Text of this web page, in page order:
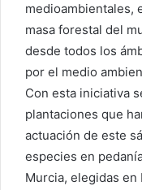
medioambientales,
masa forestal del
desde todos los
por el medio
Con esta iniciativa
plantaciones que
actuación de este
especies en
Murcia, elegidas